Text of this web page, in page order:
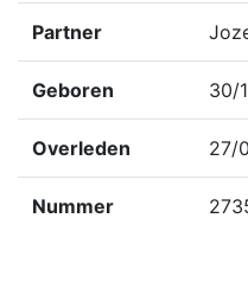
Partner
Geboren 30/
Overleden 27/
Nummer